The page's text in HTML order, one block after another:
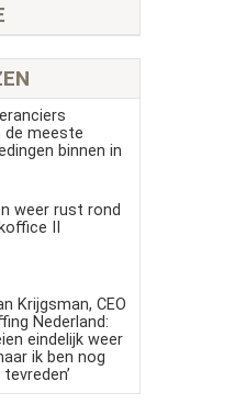
de meeste
binnen in
weer rust rond
II
Krijgsman, CEO
Nederland:
eindelijk weer
ik ben nog